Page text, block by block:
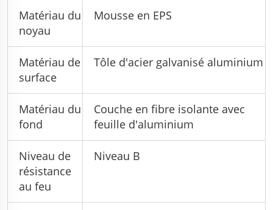
Matériau du
noyau
Mousse en EPS
Matériau de
surface
Tôle d'acier galvanisé aluminium
Matériau du
fond
Couche en fibre isolante avec
feuille d'aluminium
Niveau de
résistance
au feu
Niveau B